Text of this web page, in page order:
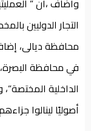
في محافظة
الداخلية
أصوليًا لينالوا